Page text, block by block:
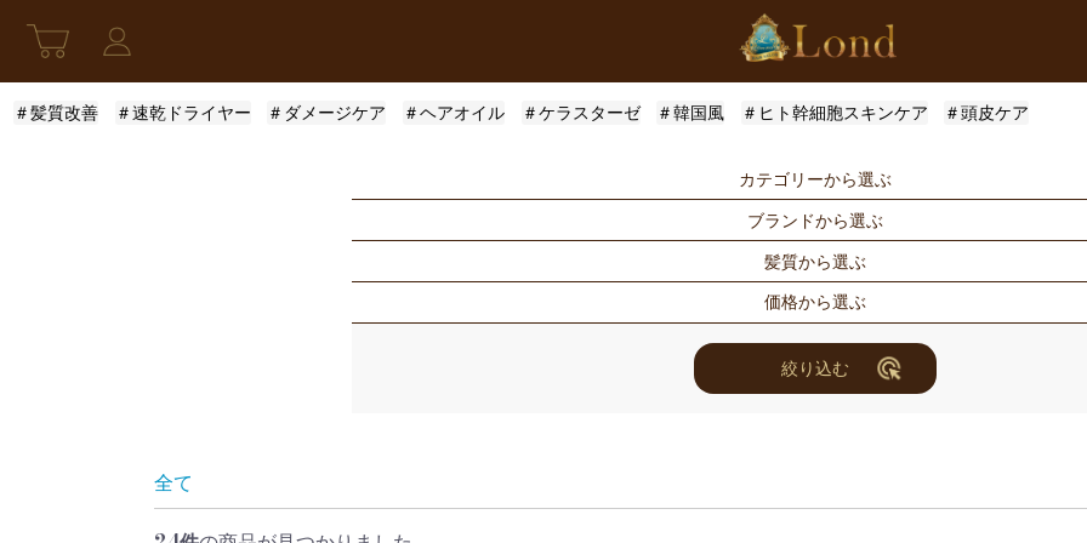
＃髪質改善 ＃速乾ドライヤー ＃ダメージケア ＃ヘアオイル ＃ケラスターゼ ＃韓国風 ＃ヒト幹細胞スキンケア ＃頭皮ケア
カテゴリーから選ぶ
新発売 シャンプー
トリートメ
アウトバストリートメント
ドライヤー・ヘアアイロン
スタイリング
スキンケア
for Men
メンズスタ
ヘアアレンジ
セット商品
ブランドから選ぶ
指定なし Londオリジナル
ケラスターゼ
モロッカンオイル
ルベル
アリミノ
ナンバースリー
髪質から選ぶ
ふんわり ハリ・コシ
ウェット
ツヤ
価格から選ぶ
〜3000円 絞り込む
全て